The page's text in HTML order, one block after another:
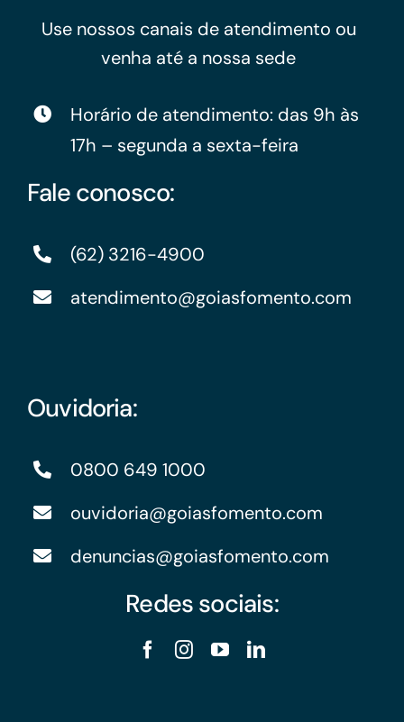
Use nossos canais de atendimento ou
venha até a nossa sede
Horário de atendimento: das 9h às
17h – segunda a sexta-feira
Fale conosco:
(62) 3216-4900
atendimento@goiasfomento.com
Ouvidoria:
0800 649 1000
ouvidoria@goiasfomento.com
denuncias@goiasfomento.com
Redes sociais: